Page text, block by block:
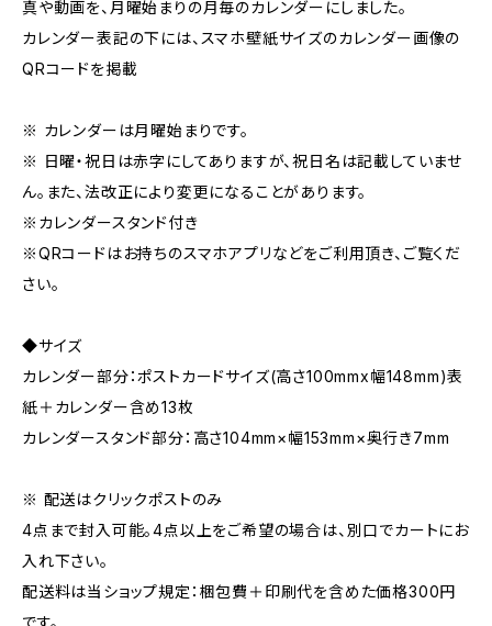
真や動画を、月曜始まりの月毎のカレンダーにしました。
カレンダー表記の下には、スマホ壁紙サイズのカレンダー画像の
QRコードを掲載
※ カレンダーは月曜始まりです。
※ 日曜・祝日は赤字にしてありますが、祝日名は記載していませ
ん。また、法改正により変更になることがあります。
※カレンダースタンド付き
※QRコードはお持ちのスマホアプリなどをご利用頂き、ご覧くだ
さい。
◆サイズ
カレンダー部分：ポストカードサイズ(高さ100mmx幅148mm)表
紙＋カレンダー含め13枚
カレンダースタンド部分：高さ104mm×幅153mm×奥行き7mm
※ 配送はクリックポストのみ
4点まで封入可能。4点以上をご希望の場合は、別口でカートにお
入れ下さい。
配送料は当ショップ規定：梱包費＋印刷代を含めた価格300円
です。